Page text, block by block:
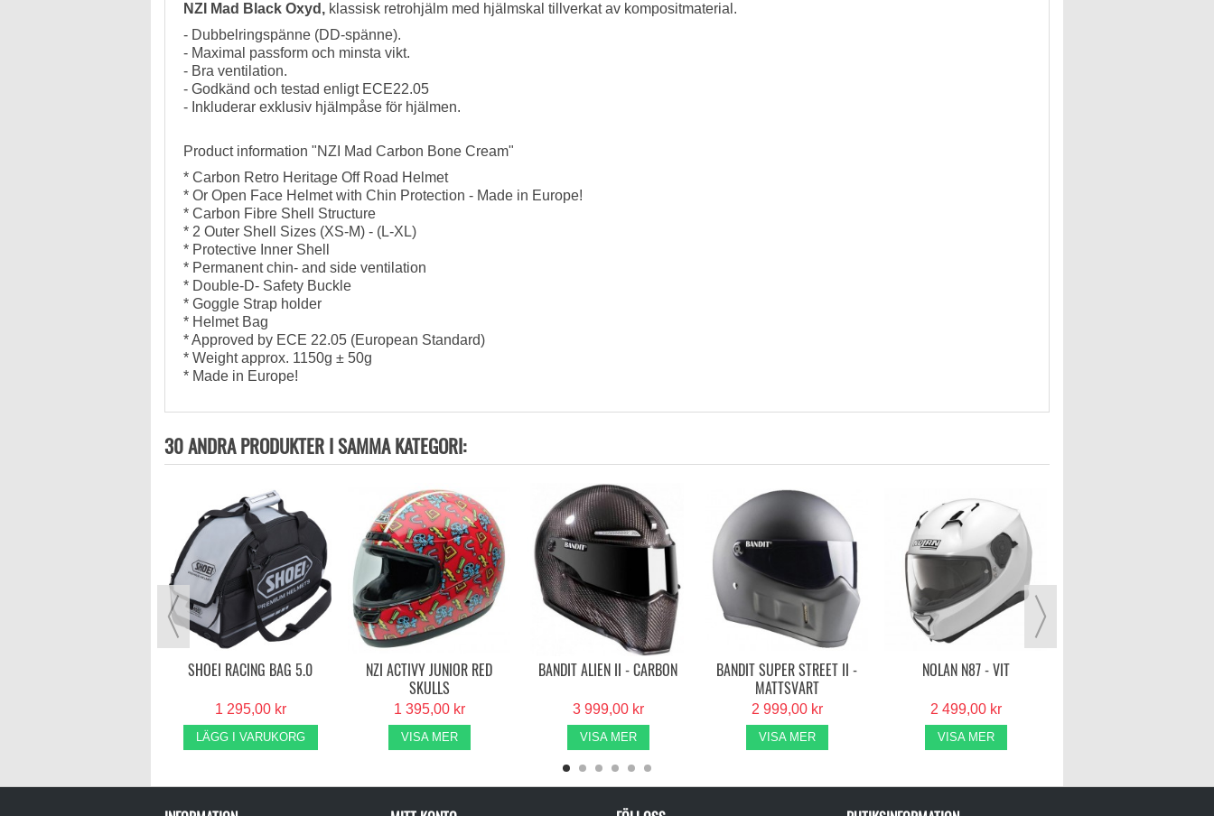
NZI Mad Black Oxyd, klassisk retrohjälm med hjälmskal tillverkat av kompositmaterial.
- Dubbelringspänne (DD-spänne).
- Maximal passform och minsta vikt.
- Bra ventilation.
- Godkänd och testad enligt ECE22.05
- Inkluderar exklusiv hjälmpåse för hjälmen.
Product information "NZI Mad Carbon Bone Cream"
* Carbon Retro Heritage Off Road Helmet
* Or Open Face Helmet with Chin Protection - Made in Europe!
* Carbon Fibre Shell Structure
* 2 Outer Shell Sizes (XS-M) - (L-XL)
* Protective Inner Shell
* Permanent chin- and side ventilation
* Double-D- Safety Buckle
* Goggle Strap holder
* Helmet Bag
* Approved by ECE 22.05 (European Standard)
* Weight approx. 1150g ± 50g
* Made in Europe!
30 ANDRA PRODUKTER I SAMMA KATEGORI:
SHOEI RACING BAG 5.0
1 295,00 kr
LÄGG I VARUKORG
NZI ACTIVY JUNIOR RED
SKULLS
1 395,00 kr
VISA MER
BANDIT ALIEN II - CARBON
3 999,00 kr
VISA MER
BANDIT SUPER STREET II -
MATTSVART
2 999,00 kr
VISA MER
NOLAN N87 - VIT
2 499,00 kr
VISA MER